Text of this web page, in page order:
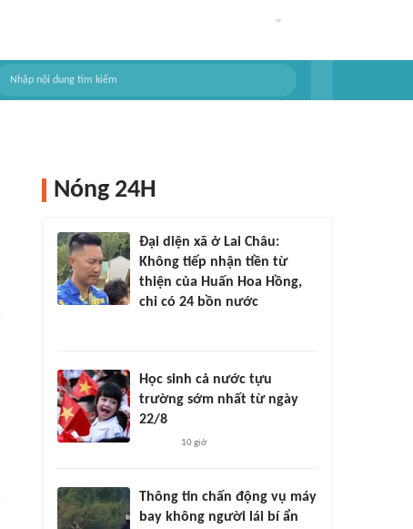
Nóng 24H
Đại diện xã ở Lai Châu:
Không tiếp nhận tiền từ
thiện của Huấn Hoa Hồng,
chỉ có 24 bồn nước
Học sinh cả nước tựu
trường sớm nhất từ ngày
22/8
10 giờ
Thông tin chấn động vụ máy
bay không người lái bí ẩn